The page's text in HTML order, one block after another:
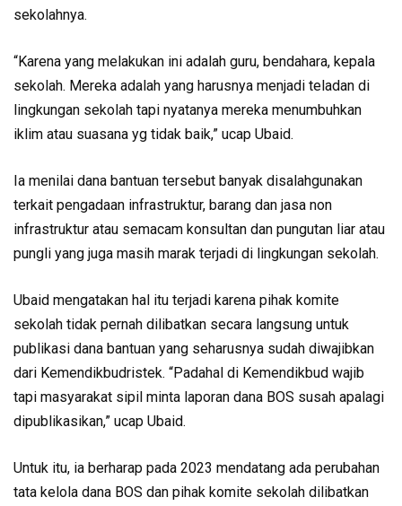
sekolahnya.
“Karena yang melakukan ini adalah guru, bendahara, kepala
sekolah. Mereka adalah yang harusnya menjadi teladan di
lingkungan sekolah tapi nyatanya mereka menumbuhkan
iklim atau suasana yg tidak baik,” ucap Ubaid.
Ia menilai dana bantuan tersebut banyak disalahgunakan
terkait pengadaan infrastruktur, barang dan jasa non
infrastruktur atau semacam konsultan dan pungutan liar atau
pungli yang juga masih marak terjadi di lingkungan sekolah.
Ubaid mengatakan hal itu terjadi karena pihak komite
sekolah tidak pernah dilibatkan secara langsung untuk
publikasi dana bantuan yang seharusnya sudah diwajibkan
dari Kemendikbudristek. “Padahal di Kemendikbud wajib
tapi masyarakat sipil minta laporan dana BOS susah apalagi
dipublikasikan,” ucap Ubaid.
Untuk itu, ia berharap pada 2023 mendatang ada perubahan
tata kelola dana BOS dan pihak komite sekolah dilibatkan